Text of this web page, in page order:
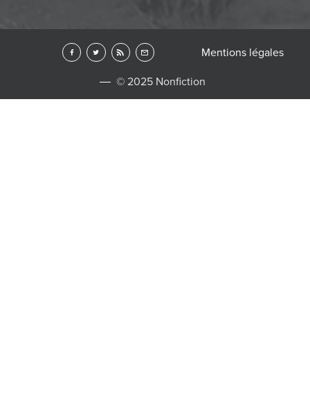
© 2025 Nonfiction
Mentions légales